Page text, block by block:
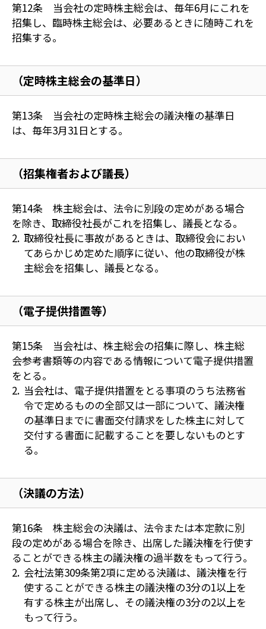
第12条 当会社の定時株主総会は、毎年6月にこれを
招集し、臨時株主総会は、必要あるときに随時これを
招集する。
（定時株主総会の基準日）
第13条 当会社の定時株主総会の議決権の基準日
は、毎年3月31日とする。
（招集権者および議長）
第14条 株主総会は、法令に別段の定めがある場合
を除き、取締役社長がこれを招集し、議長となる。
取締役社長に事故があるときは、取締役会におい
てあらかじめ定めた順序に従い、他の取締役が株
主総会を招集し、議長となる。
（電子提供措置等）
第15条 当会社は、株主総会の招集に際し、株主総
会参考書類等の内容である情報について電子提供措置
をとる。
当会社は、電子提供措置をとる事項のうち法務省
令で定めるものの全部又は一部について、議決権
の基準日までに書面交付請求をした株主に対して
交付する書面に記載することを要しないものとす
る。
（決議の方法）
第16条 株主総会の決議は、法令または本定款に別
段の定めがある場合を除き、出席した議決権を行使す
ることができる株主の議決権の過半数をもって行う。
会社法第309条第2項に定める決議は、議決権を行
使することができる株主の議決権の3分の1以上を
有する株主が出席し、その議決権の3分の2以上を
もって行う。